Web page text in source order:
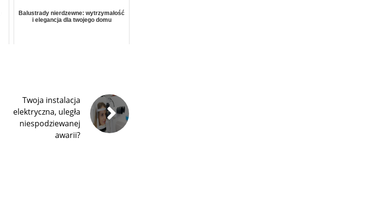
Balustrady nierdzewne: wytrzymałość
i elegancja dla twojego domu
Twoja instalacja
elektryczna, uległa
niespodziewanej
awarii?